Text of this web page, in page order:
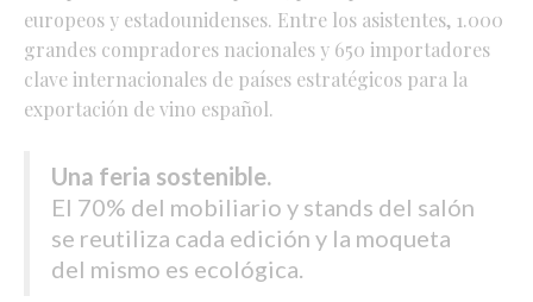
europeos y estadounidenses. Entre los asistentes, 1.000
grandes compradores nacionales y 650 importadores
clave internacionales de países estratégicos para la
exportación de vino español.
Una feria sostenible.
El 70% del mobiliario y stands del salón
se reutiliza cada edición y la moqueta
del mismo es ecológica.